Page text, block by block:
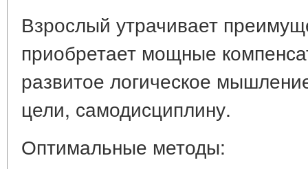
Взрослый утрачивает
приобретает мощные
развитое логическое
цели, самодисциплину.
Оптимальные методы: